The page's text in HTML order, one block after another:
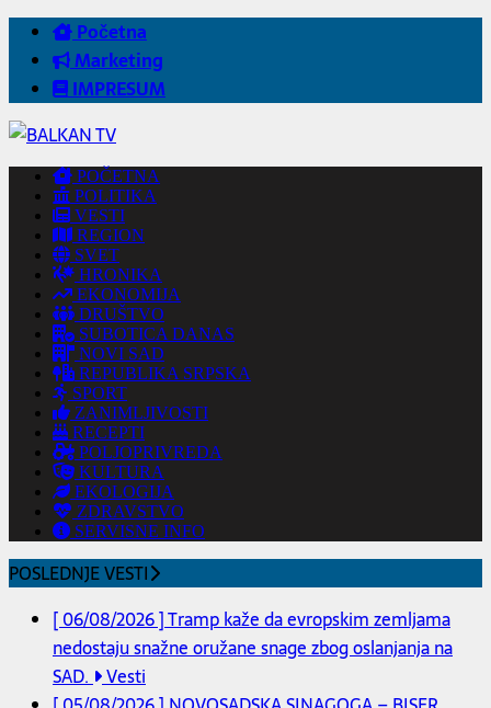
Početna
Marketing
IMPRESUM
POČETNA
POLITIKA
VESTI
REGION
SVET
HRONIKA
EKONOMIJA
DRUŠTVO
SUBOTICA DANAS
NOVI SAD
REPUBLIKA SRPSKA
SPORT
ZANIMLJIVOSTI
RECEPTI
POLJOPRIVREDA
KULTURA
EKOLOGIJA
ZDRAVSTVO
SERVISNE INFO
POSLEDNJE VESTI
[ 06/08/2026 ]Tramp kaže da evropskim zemljama
nedostaju snažne oružane snage zbog oslanjanja na
SAD.
Vesti